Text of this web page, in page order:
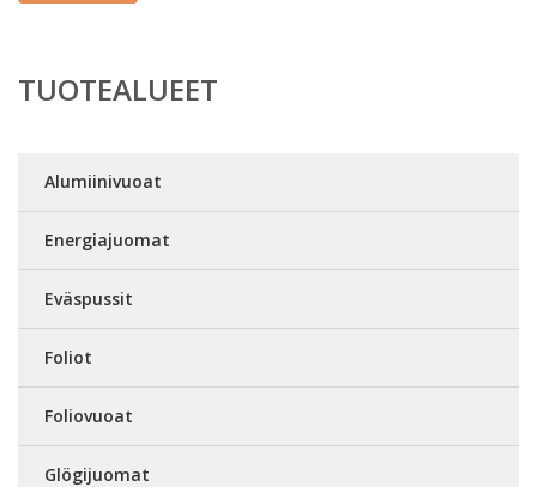
TUOTEALUEET
Alumiinivuoat
Energiajuomat
Eväspussit
Foliot
Foliovuoat
Glögijuomat